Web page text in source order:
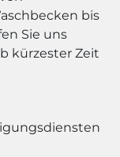
bis
Sie uns
kürzester Zeit